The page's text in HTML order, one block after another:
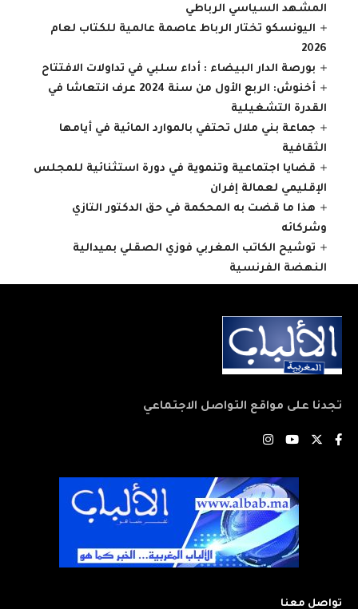
المشهد السياسي الرباطي
اليونسكو تختار الرباط عاصمة عالمية للكتاب لعام
2026
بورصة الدار البيضاء : أداء سلبي في تداولات الافتتاح
أخنوش: الربع الأول من سنة 2024 عرف انتعاشا في
القدرة التشغيلية
جماعة بني ملال تحتفي بالموارد المائية في أيامها
الثقافية
قضايا اجتماعية وتنموية في دورة استثنائية للمجلس
الإقليمي لعمالة إفران
هذا ما قضت به المحكمة في حق الدكتور التازي
وشركائه
توشيح الكاتب المغربي فوزي الصقلي بميدالية
النهضة الفرنسية
تجدنا على مواقع التواصل الاجتماعي
تواصل معنا